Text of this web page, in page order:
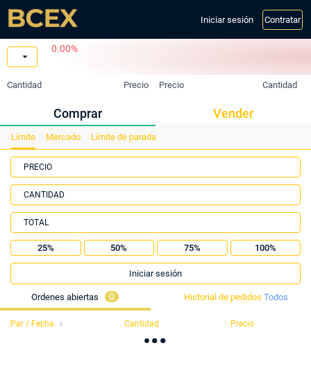
Iniciar sesión Contratar
0.00%
Cantidad Precio Precio Cantidad
Comprar Vender
Límite Mercado Límite de parada
PRECIO
CANTIDAD
TOTAL
25% 50% 75% 100%
Iniciar sesión
Ordenes abiertas 0 Historial de pedidos Todos
Par / Fecha Cantidad Precio